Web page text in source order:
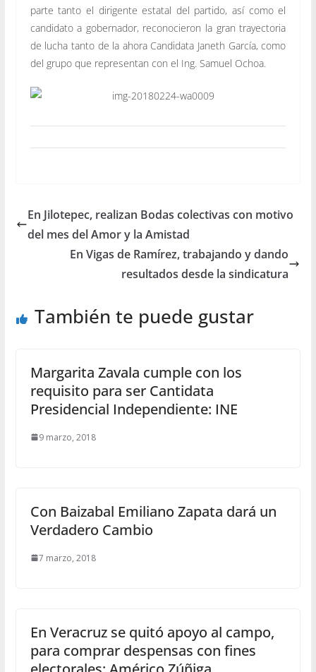
parte tanto el dirigente estatal del partido, así como el
candidato a gobernador, reconocieron la gran trayectoria
de lucha tanto de la ahora Candidata Janeth García, como
del grupo que representan con el Ing. Samuel Ochoa.
En Jilotepec, realizan Bodas colectivas con motivo
del mes del Amor y la Amistad
En Vigas de Ramírez, trabajando y dando
resultados desde la sindicatura
También te puede gustar
Margarita Zavala cumple con los
requisito para ser Cantidata
Presidencial Independiente: INE
9 marzo, 2018
Con Baizabal Emiliano Zapata dará un
Verdadero Cambio
7 marzo, 2018
En Veracruz se quitó apoyo al campo,
para comprar despensas con fines